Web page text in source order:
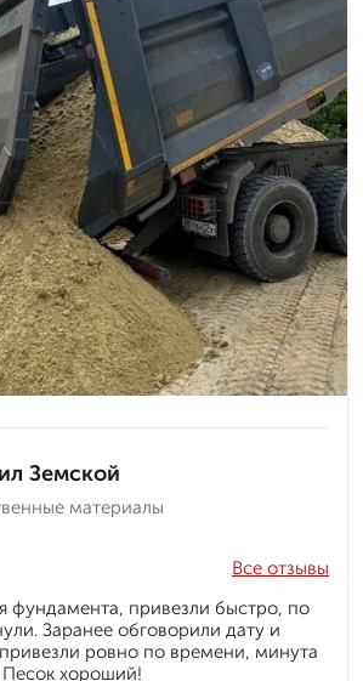
Земской
материалы
Все отзывы
фундамента, привезли быстро, по
Заранее обговорили дату и
ровно по времени, минута
хороший!